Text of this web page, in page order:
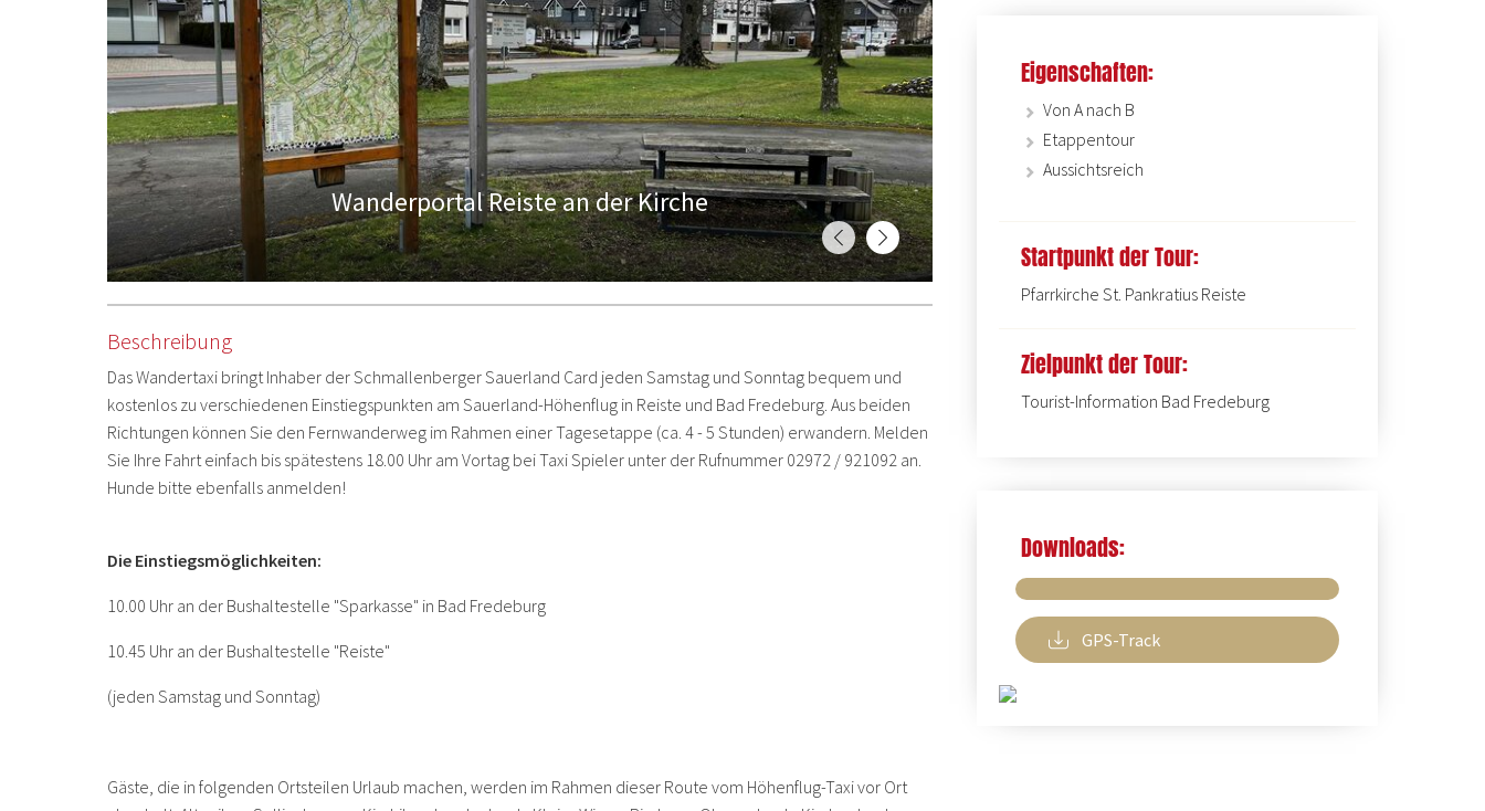
Wanderportal Reiste an der Kirche
Beschreibung
Das Wandertaxi bringt Inhaber der Schmallenberger Sauerland Card jeden Samstag und Sonntag bequem und
kostenlos zu verschiedenen Einstiegspunkten am Sauerland-Höhenflug in Reiste und Bad Fredeburg. Aus beiden
Richtungen können Sie den Fernwanderweg im Rahmen einer Tagesetappe (ca. 4 - 5 Stunden) erwandern. Melden
Sie Ihre Fahrt einfach bis spätestens 18.00 Uhr am Vortag bei Taxi Spieler unter der Rufnummer 02972 / 921092 an.
Hunde bitte ebenfalls anmelden!
Die Einstiegsmöglichkeiten:
10.00 Uhr an der Bushaltestelle "Sparkasse" in Bad Fredeburg
10.45 Uhr an der Bushaltestelle "Reiste"
(jeden Samstag und Sonntag)
Gäste, die in folgenden Ortsteilen Urlaub machen, werden im Rahmen dieser Route vom Höhenflug-Taxi vor Ort
Eigenschaften:
Von A nach B
Etappentour
Aussichtsreich
Startpunkt der Tour:
Pfarrkirche St. Pankratius Reiste
Zielpunkt der Tour:
Tourist-Information Bad Fredeburg
Downloads:
GPS-Track